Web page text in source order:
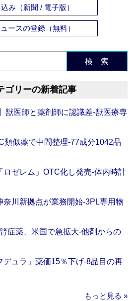
み（新聞 / 電子版）
ースの登録（無料）
検 索
ゴリーの新着記事
獣医師と薬剤師に認識差‐獣医療専
類似薬で中間整理‐77成分1042品
ロゼレム」OTC化し発売‐体内時計
奈川新拠点が業務開始‐3PL専用物
症薬、米国で急拡大‐他剤からの
デュラ」薬価15％下げ‐8品目の再
もっと見る »